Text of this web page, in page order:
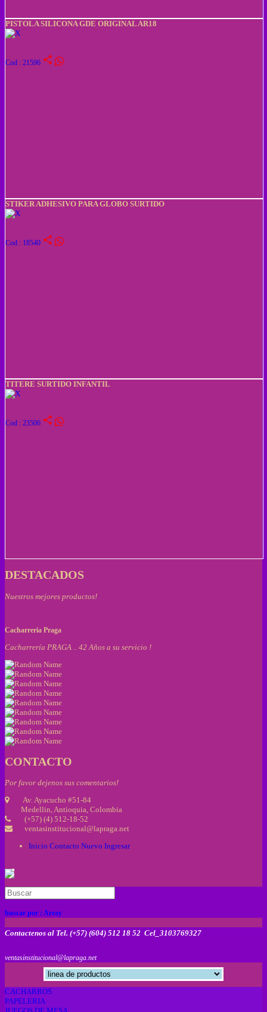
PISTOLA SILICONA GDE ORIGINAL AR18
Cod : 21596 share
STIKER ADHESIVO PARA GLOBO SURTIDO
Cod : 18540 share
TITERE SURTIDO INFANTIL
Cod : 23506 share
DESTACADOS
Nuestros mejores productos!
Cacharreria Praga
Cacharrería PRAGA .. 42 Años a su servicio !
CONTACTO
Por favor dejenos sus comentarios!
Av. Ayacucho #51-84
Medellin, Antioquia, Colombia
(+57) (4) 512-18-52
ventasinstitucional@lapraga.net
Inicio Contacto Nuevo Ingresar
buscar por : Array
Contactenos al Tel. (+57) (604) 512 18 52 Cel_3103769327
ventasinstitucional@lapraga.net
CACHARROS
PAPELERIA